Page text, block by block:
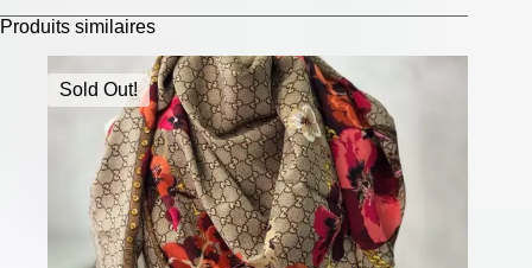
Produits similaires
Sold Out!